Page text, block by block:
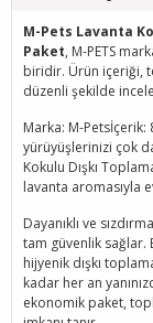
M-Pets Lavanta
Paket, M-PETS
biridir. Ürün içeriği,
düzenli şekilde
Marka: M-Petsİçerik:
yürüyüşlerinizi çok
Kokulu Dışkı
lavanta aromasıyla
Dayanıklı ve
tam güvenlik sağlar.
hijyenik dışkı
kadar her an
ekonomik paket,